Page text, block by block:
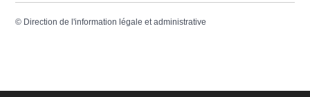
© Direction de l'information légale et administrative